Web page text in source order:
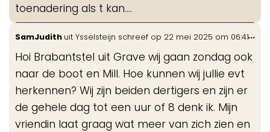
toenadering als t kan....
SamJudith uit Ysselsteijn schreef op 22 mei 2025 om 06:41
Hoi Brabantstel uit Grave wij gaan zondag ook
naar de boot en Mill. Hoe kunnen wij jullie evt
herkennen? Wij zijn beiden dertigers en zijn er
de gehele dag tot een uur of 8 denk ik. Mijn
vriendin laat graag wat meer van zich zien en
...